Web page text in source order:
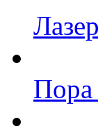
Пора